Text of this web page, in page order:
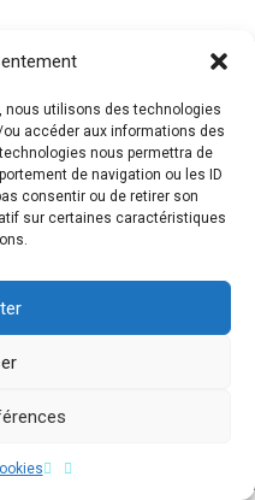
nous utilisons des technologies
accéder aux informations des
nous permettra de
de navigation ou les ID
consentir ou de retirer son
sur certaines caractéristiques
All Rights Reserved.